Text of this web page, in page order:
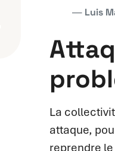
Luis
La
attaque,
reprendre